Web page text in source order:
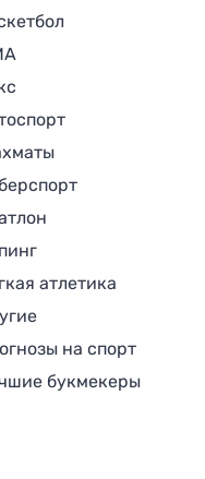
атлетика
на спорт
букмекеры